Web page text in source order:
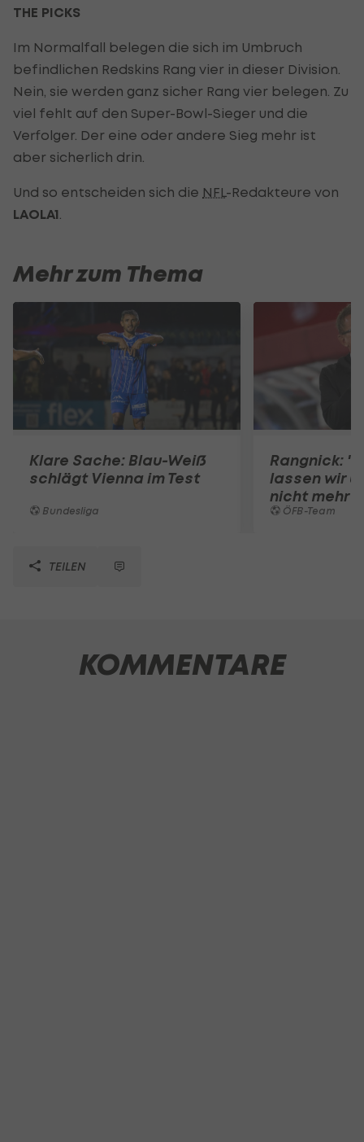
THE PICKS
Im Normalfall belegen die sich im Umbruch
befindlichen Redskins Rang vier in dieser Division.
Nein, sie werden ganz sicher Rang vier belegen. Zu
viel fehlt auf den Super-Bowl-Sieger und die
Verfolger. Der eine oder andere Sieg mehr ist
aber sicherlich drin.
Und so entscheiden sich die NFL -Redakteure von
LAOLA1
Mehr zum Thema
Klare Sache: Blau-Weiß
schlägt Vienna im Test
Bundesliga
Rangnick:
lassen wir
nicht mehr
ÖFB-Team
TEILEN
KOMMENTARE